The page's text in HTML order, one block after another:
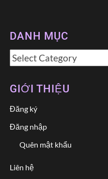
DANH MỤC
Danh
GIỚI THIỆU
Đăng ký
Đăng nhập
Quên mật khẩu
Liên hệ